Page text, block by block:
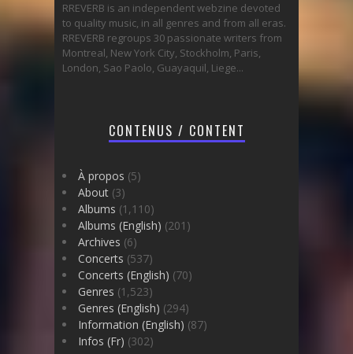
RREVERB is an independent webzine devoted
to quality music, in all genres and from all eras.
RREVERB regroups 30 passionate writers from
Montreal, New York City, Stockholm, Paris,
London, Sao Paolo, Guayaquil, Liege...
CONTENUS / CONTENT
À propos (5)
About (3)
Albums (1,110)
Albums (English) (201)
Archives (6)
Concerts (537)
Concerts (English) (70)
Genres (1,523)
Genres (English) (294)
Information (English) (87)
Infos (Fr) (302)